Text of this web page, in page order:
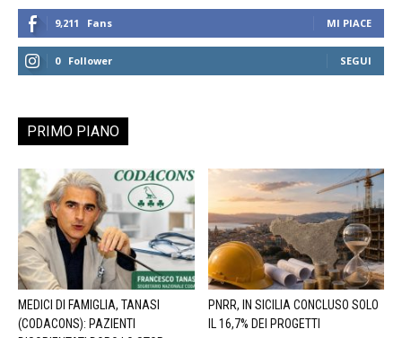
9,211 Fans MI PIACE
0 Follower SEGUI
PRIMO PIANO
MEDICI DI FAMIGLIA, TANASI
(CODACONS): PAZIENTI
PNRR, IN SICILIA CONCLUSO SOLO
IL 16,7% DEI PROGETTI